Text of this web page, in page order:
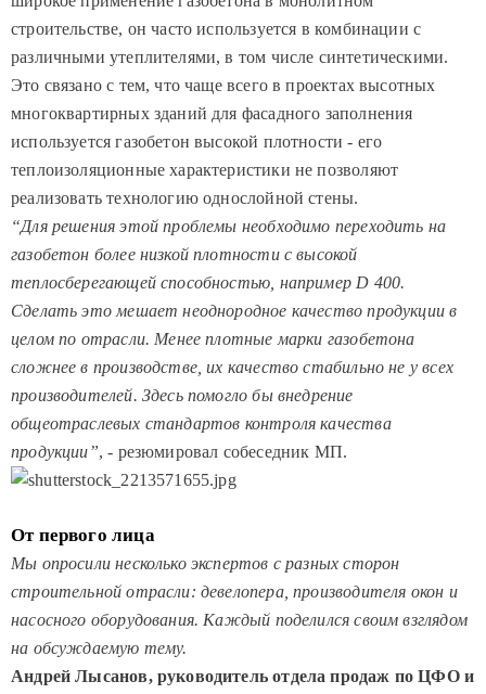
строительстве, он часто используется в комбинации с
различными утеплителями, в том числе синтетическими.
Это связано с тем, что чаще всего в проектах высотных
многоквартирных зданий для фасадного заполнения
используется газобетон высокой плотности - его
теплоизоляционные характеристики не позволяют
реализовать технологию однослойной стены.
“Для решения этой проблемы необходимо переходить на
газобетон более низкой плотности с высокой
теплосберегающей способностью, например D 400.
Сделать это мешает неоднородное качество продукции в
целом по отрасли. Менее плотные марки газобетона
сложнее в производстве, их качество стабильно не у всех
производителей. Здесь помогло бы внедрение
общеотраслевых стандартов контроля качества
продукции”, - резюмировал собеседник МП.
От первого лица
Мы опросили несколько экспертов с разных сторон
строительной отрасли: девелопера, производителя окон и
насосного оборудования. Каждый поделился своим взглядом
на обсуждаемую тему.
Андрей Лысанов, руководитель отдела продаж по ЦФО и